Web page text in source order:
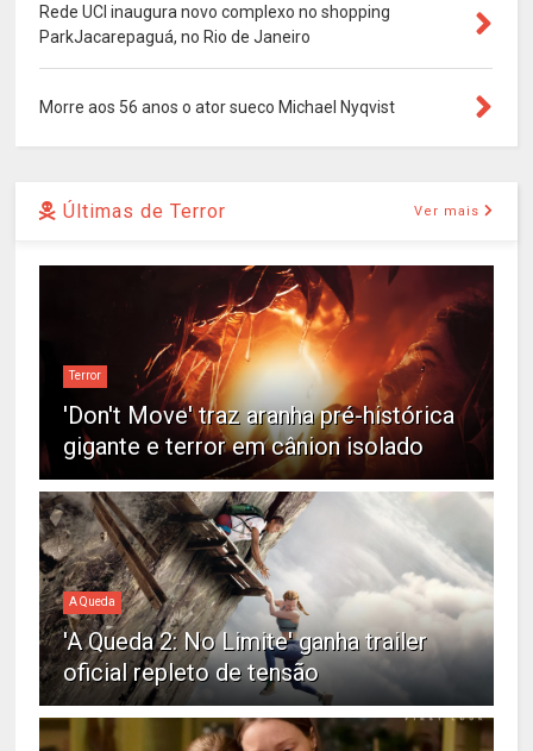
Rede UCI inaugura novo complexo no shopping
ParkJacarepaguá, no Rio de Janeiro
Morre aos 56 anos o ator sueco Michael Nyqvist
Últimas de Terror Ver mais
Terror
'Don't Move' traz aranha pré-histórica
gigante e terror em cânion isolado
A Queda
'A Queda 2: No Limite' ganha trailer
oficial repleto de tensão